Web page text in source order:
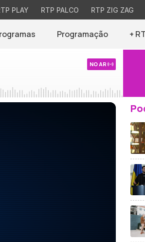
PLAY RTP PALCO RTP ZIG ZAG
Programação +
NO AR